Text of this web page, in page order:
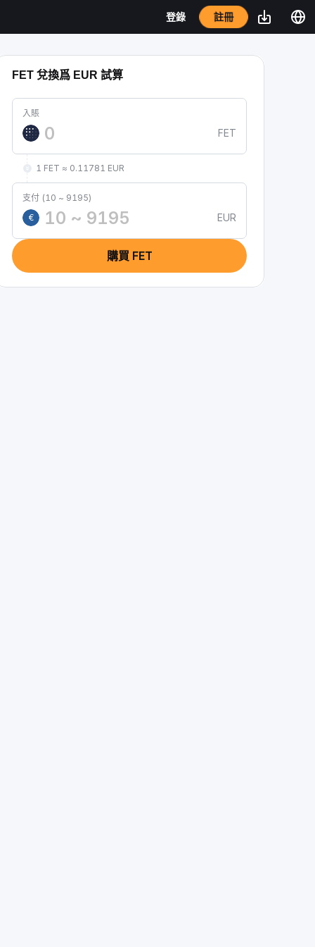
登錄 註冊
FET 兌換爲 EUR 試算
入賬
FET
1 FET ≈ 0.11781 EUR
支付 (10 ~ 9195)
€
EUR
購買 FET